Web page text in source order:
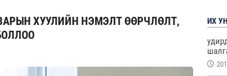
ХУУЛИЙН НЭМЭЛТ ӨӨРЧЛӨЛТ,
ИХ